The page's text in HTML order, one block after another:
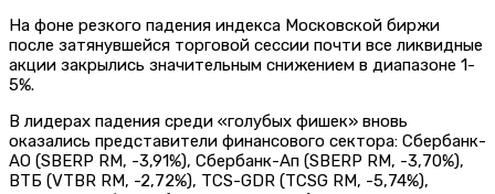
На фоне резкого падения индекса Московской биржи
после затянувшейся торговой сессии почти все ликвидные
акции закрылись значительным снижением в диапазоне 1-
5%.
В лидерах падения среди «голубых фишек» вновь
оказались представители финансового сектора: Сбербанк-
АО (SBERP RM, -3,91%), Сбербанк-Ап (SBERP RM, -3,70%),
ВТБ (VTBR RM, -2,72%), TCS-GDR (TCSG RM, -5,74%),